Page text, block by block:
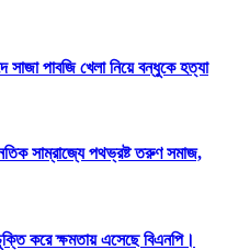
সাজা পাবজি খেলা নিয়ে বন্ধুকে হত্যা
সাম্রাজ্যে পথভ্রষ্ট তরুণ সমাজ,
করে ক্ষমতায় এসেছে বিএনপি।